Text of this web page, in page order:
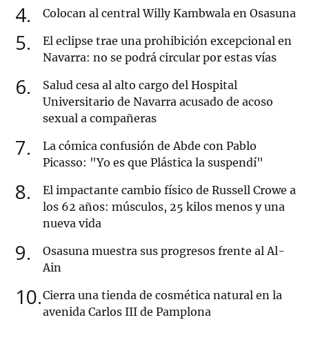
4 Colocan al central Willy Kambwala en Osasuna
5
El eclipse trae una prohibición excepcional en
Navarra: no se podrá circular por estas vías
6
Salud cesa al alto cargo del Hospital
Universitario de Navarra acusado de acoso
sexual a compañeras
7
La cómica confusión de Abde con Pablo
Picasso: "Yo es que Plástica la suspendí"
8
El impactante cambio físico de Russell Crowe a
los 62 años: músculos, 25 kilos menos y una
nueva vida
9
Osasuna muestra sus progresos frente al Al-
Ain
10 Cierra una tienda de cosmética natural en la
avenida Carlos III de Pamplona